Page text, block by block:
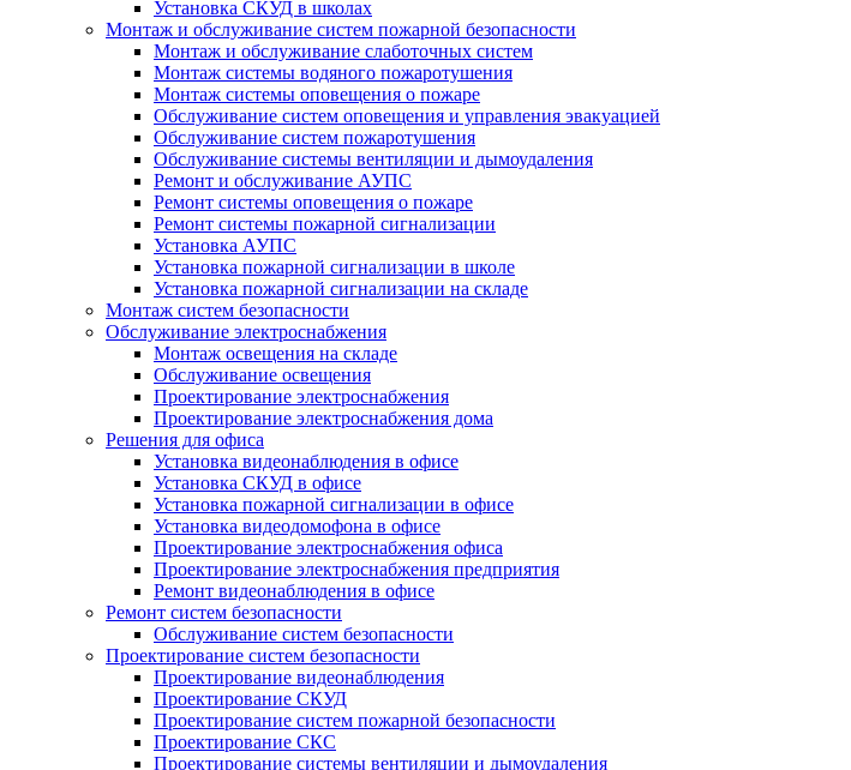
Установка СКУД в школах
Монтаж и обслуживание систем пожарной безопасности
Монтаж и обслуживание слаботочных систем
Монтаж системы водяного пожаротушения
Монтаж системы оповещения о пожаре
Обслуживание систем оповещения и управления эвакуацией
Обслуживание систем пожаротушения
Обслуживание системы вентиляции и дымоудаления
Ремонт и обслуживание АУПС
Ремонт системы оповещения о пожаре
Ремонт системы пожарной сигнализации
Установка АУПС
Установка пожарной сигнализации в школе
Установка пожарной сигнализации на складе
Монтаж систем безопасности
Обслуживание электроснабжения
Монтаж освещения на складе
Обслуживание освещения
Проектирование электроснабжения
Проектирование электроснабжения дома
Решения для офиса
Установка видеонаблюдения в офисе
Установка СКУД в офисе
Установка пожарной сигнализации в офисе
Установка видеодомофона в офисе
Проектирование электроснабжения офиса
Проектирование электроснабжения предприятия
Ремонт видеонаблюдения в офисе
Ремонт систем безопасности
Обслуживание систем безопасности
Проектирование систем безопасности
Проектирование видеонаблюдения
Проектирование СКУД
Проектирование систем пожарной безопасности
Проектирование СКС
Проектирование системы вентиляции и дымоудаления